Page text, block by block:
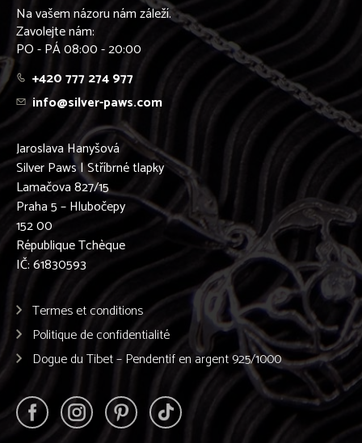
Na vašem názoru nám záleží.
Zavolejte nám:
PO - PÁ 08:00 - 20:00
+420 777 274 977
info@silver-paws.com
Jaroslava Hanyšová
Silver Paws | Stříbrné tlapky
Lamačova 827/15
Praha 5 – Hlubočepy
152 00
République Tchèque
IČ: 61830593
Termes et conditions
Politique de confidentialité
Dogue du Tibet – Pendentif en argent 925/1000